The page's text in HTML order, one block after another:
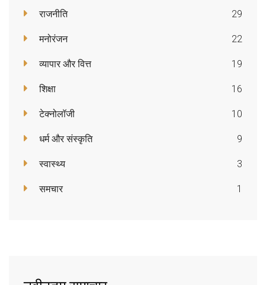
राजनीति 29
मनोरंजन 22
व्यापार और वित्त 19
शिक्षा 16
टेक्नोलॉजी 10
धर्म और संस्कृति 9
स्वास्थ्य 3
समचार 1